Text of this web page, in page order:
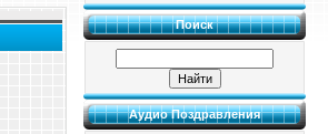
Поиск
Аудио Поздравления